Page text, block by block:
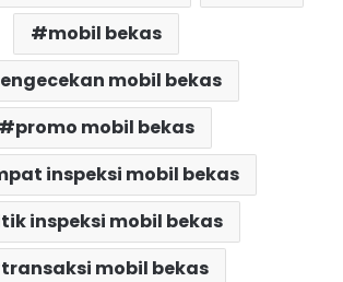
mobil bekas
mobil bekas
promo mobil bekas
inspeksi mobil bekas
inspeksi mobil bekas
transaksi mobil bekas